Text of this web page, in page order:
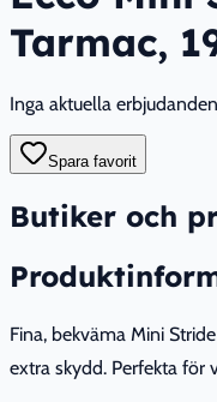
Tarmac,
Inga aktuella
Spara favorit
Butiker och
Fina, bekväma Mini
extra skydd. Perfekta för